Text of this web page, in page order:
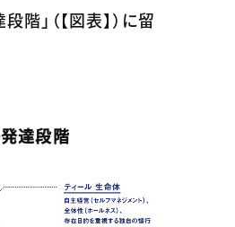
階」（【図表】）に留
発達段階